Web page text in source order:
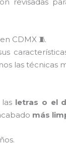
CDMX 🧵
las técnicas
letras o el
más